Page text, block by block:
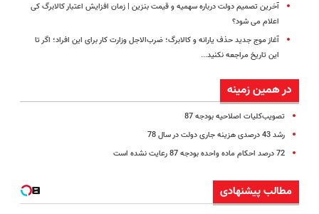
آخرین تصمیم دولت درباره سهمیه و قیمت بنزین | زمان افزایش اعتبار کالابرگ کی
اعلام می شود؟
آغاز موج جدید حذف یارانه و کالابرگ؛ ضرب‌الاجل وزارت کار برای این افراد؛ اگر تا
این تاریخ مراجعه نکنید...
در همین زمینه
تصویب‌کلیات اصلاحیه بودجه 87
رشد 43 درصدی هزینه جاری دولت در سال 78
72 درصد احکام ماده واحده بودجه 87 رعایت نشده است
مطالب پیشنهادی